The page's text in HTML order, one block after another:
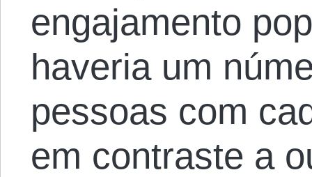
engajamento
haveria um
pessoas com
em contraste a